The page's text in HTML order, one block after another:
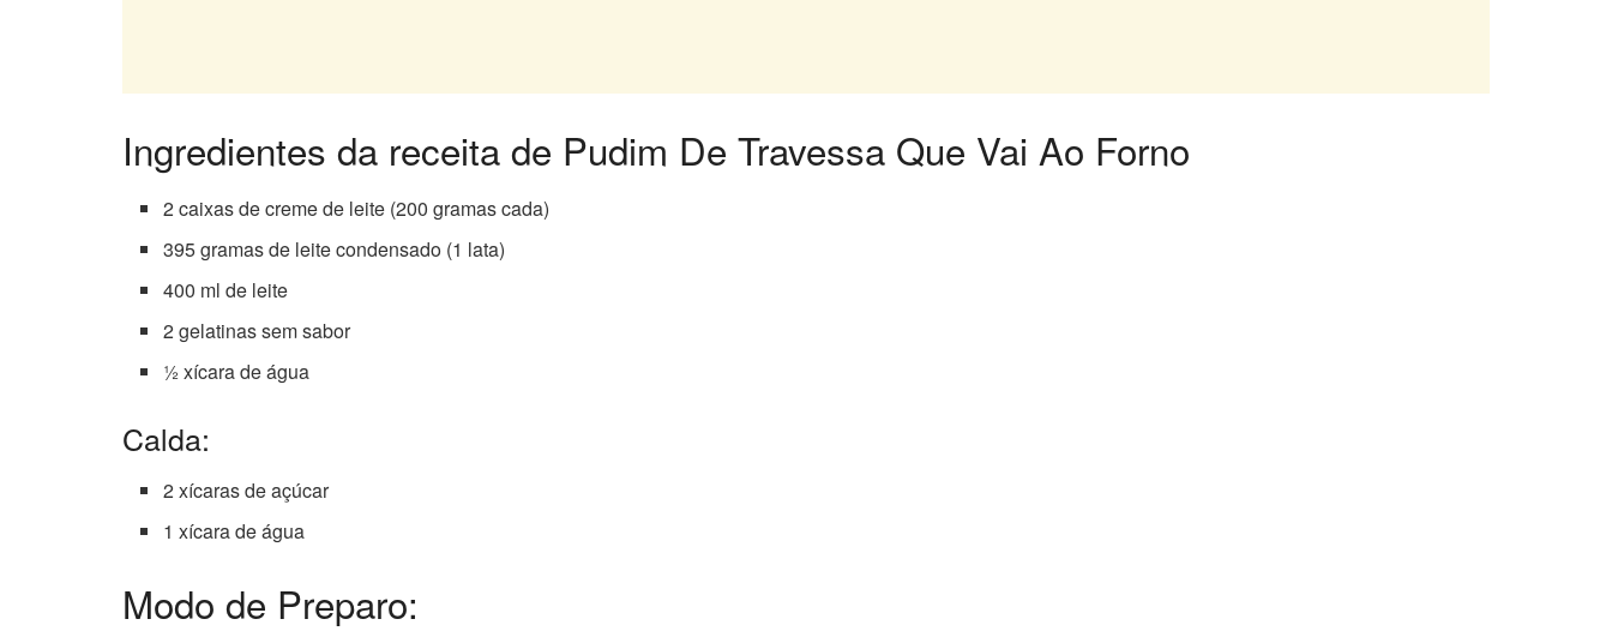
Ingredientes da receita de Pudim De Travessa Que Vai Ao Forno
2 caixas de creme de leite (200 gramas cada)
395 gramas de leite condensado (1 lata)
400 ml de leite
2 gelatinas sem sabor
½ xícara de água
Calda:
2 xícaras de açúcar
1 xícara de água
Modo de Preparo: